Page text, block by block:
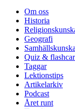
Om oss
Historia
Geografi
Quiz &
Taggar
Lektionstips
Artikelarkiv
Podcast
Året runt